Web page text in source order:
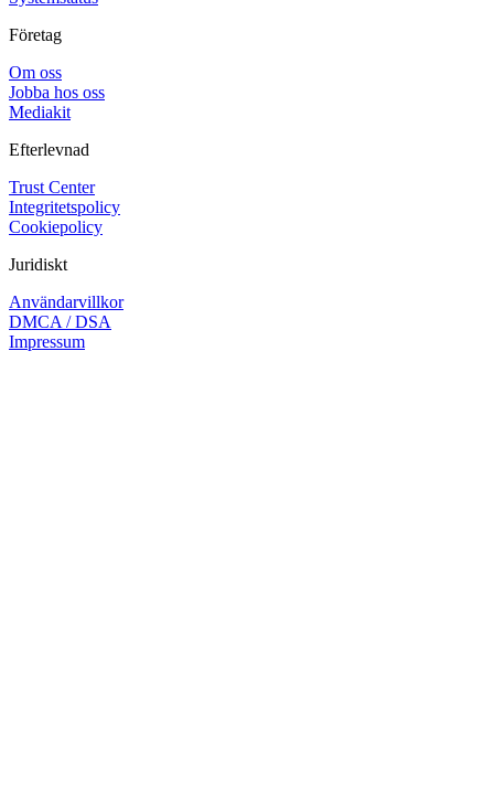
Företag
Om oss
Jobba hos oss
Mediakit
Efterlevnad
Trust Center
Integritetspolicy
Cookiepolicy
Juridiskt
Användarvillkor
DMCA / DSA
Impressum